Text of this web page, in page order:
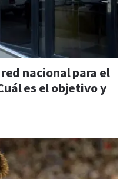
nacional para el
es el objetivo y